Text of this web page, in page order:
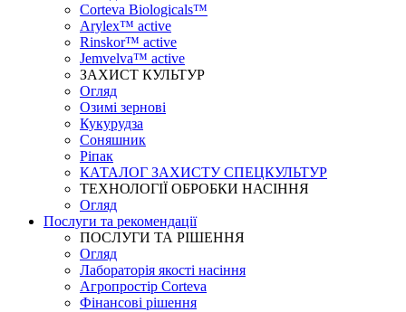
Corteva Biologicals™
Arylex™ active
Rinskor™ active
Jemvelva™ active
ЗАХИСТ КУЛЬТУР
Огляд
Озимі зернові
Кукурудза
Соняшник
Ріпак
КАТАЛОГ ЗАХИСТУ СПЕЦКУЛЬТУР
ТЕХНОЛОГІЇ ОБРОБКИ НАСІННЯ
Огляд
Послуги та рекомендації
ПОСЛУГИ ТА РІШЕННЯ
Огляд
Лабораторія якості насіння
Агропростір Corteva
Фінансові рішення